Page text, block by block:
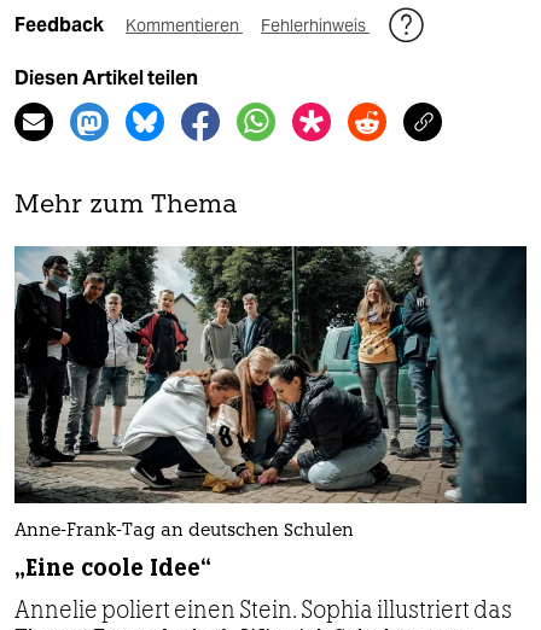
Feedback Kommentieren Fehlerhinweis
Diesen Artikel teilen
Mehr zum Thema
Anne-Frank-Tag an deutschen Schulen
„Eine coole Idee“
Annelie poliert einen Stein. Sophia illustriert das